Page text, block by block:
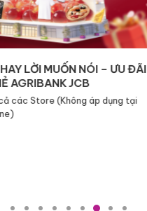
LỜI MUỐN NÓI – ƯU ĐÃI
AGRIBANK JCB
các Store (Không áp dụng tại